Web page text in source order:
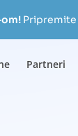
om!Pripremite
Partneri